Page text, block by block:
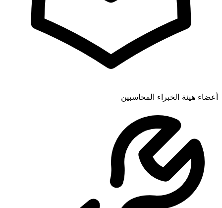
أعضاء هيئة الخبراء المحاسبين